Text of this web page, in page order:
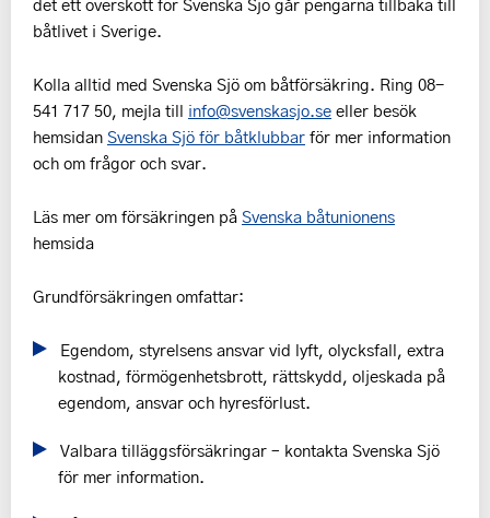
båtlivet i Sverige.
Kolla alltid med Svenska Sjö om båtförsäkring. Ring 08-
541 717 50, mejla till info@svenskasjo.seeller besök
hemsidanSvenska Sjö för båtklubbarför mer information
och om frågor och svar.
Läs mer om försäkringen påSvenska båtunionens
hemsida
Grundförsäkringen omfattar:
Egendom, styrelsens ansvar vid lyft, olycksfall, extra
kostnad, förmögenhetsbrott, rättskydd, oljeskada på
egendom, ansvar och hyresförlust.
Valbara tilläggsförsäkringar – kontakta Svenska Sjö
för mer information.